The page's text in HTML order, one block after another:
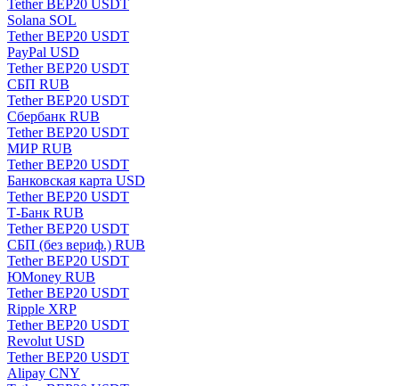
Tether BEP20 USDT
Solana SOL
Tether BEP20 USDT
PayPal USD
Tether BEP20 USDT
СБП RUB
Tether BEP20 USDT
Сбербанк RUB
Tether BEP20 USDT
МИР RUB
Tether BEP20 USDT
Банковская карта USD
Tether BEP20 USDT
Т-Банк RUB
Tether BEP20 USDT
СБП (без вериф.) RUB
Tether BEP20 USDT
ЮMoney RUB
Tether BEP20 USDT
Ripple XRP
Tether BEP20 USDT
Revolut USD
Tether BEP20 USDT
Alipay CNY